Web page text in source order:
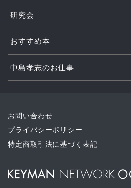
研究会
おすすめ本
中島孝志のお仕事
お問い合わせ
プライバシーポリシー
特定商取引法に基づく表記